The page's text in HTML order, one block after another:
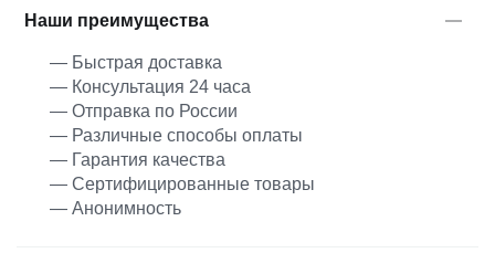
Наши преимущества
— Быстрая доставка
— Консультация 24 часа
— Отправка по России
— Различные способы оплаты
— Гарантия качества
— Сертифицированные товары
— Анонимность